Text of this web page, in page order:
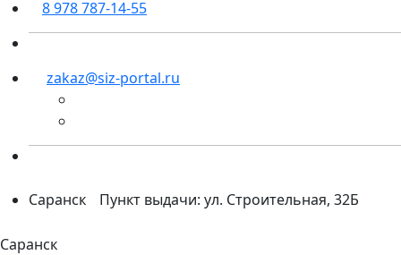
8 978 787-14-55
zakaz@siz-portal.ru
Саранск Пункт выдачи: ул. Строительная, 32Б
Саранск